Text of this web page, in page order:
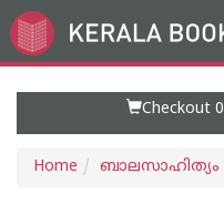
Go
to
Checkout 0
Home ബാലസാഹിത്യം